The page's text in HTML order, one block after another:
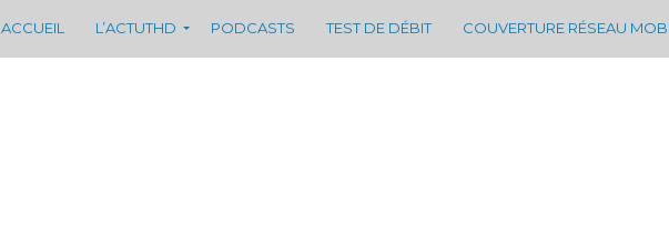
ACCUEIL L’ACTUTHD PODCASTS TEST DE DÉBIT COUVERTURE RÉSEAU